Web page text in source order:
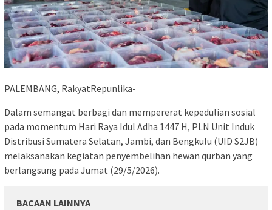
PALEMBANG, RakyatRepunlika-
Dalam semangat berbagi dan mempererat kepedulian sosial
pada momentum Hari Raya Idul Adha 1447 H, PLN Unit Induk
Distribusi Sumatera Selatan, Jambi, dan Bengkulu (UID S2JB)
melaksanakan kegiatan penyembelihan hewan qurban yang
berlangsung pada Jumat (29/5/2026).
BACAAN LAINNYA